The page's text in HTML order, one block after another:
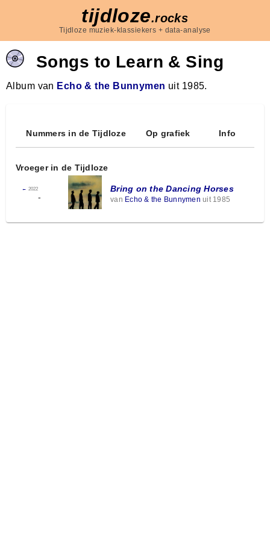
tijdloze.rocks
Tijdloze muziek-klassiekers + data-analyse
Songs to Learn & Sing
Album van Echo & the Bunnymen uit 1985.
Nummers in de Tijdloze Op grafiek Info
Vroeger in de Tijdloze
← 2022
-
Bring on the Dancing Horses
van Echo & the Bunnymen uit 1985